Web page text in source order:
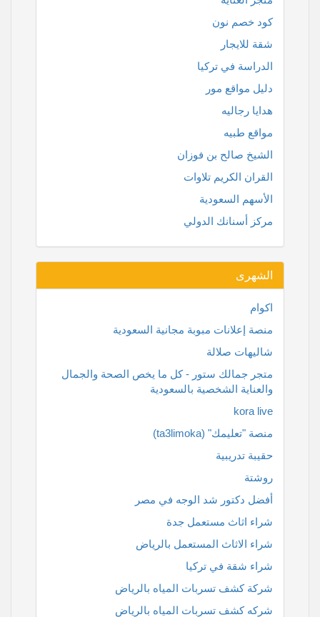
كود خصم نون
شقة للايجار
الدراسة في تركيا
دليل مواقع مور
هدايا رجاليه
مواقع طبيه
الشيخ صالح بن فوزان
القران الكريم تلاوات
الأسهم السعودية
مركز أسنانك الدولي
الشهرى
اكوام
منصة إعلانات مبوبة مجانية السعودية
شاليهات صلالة
متجر جمالك ستور - كل ما يخص الصحة والجمال
والعناية الشخصية بالسعودية
kora live
منصة "تعليمك" (ta3limoka)
حقيبة تدريبية
روشتة
أفضل دكتور شد الوجه في مصر
شراء اثاث مستعمل جدة
شراء الاثاث المستعمل بالرياض
شراء شقة في تركيا
شركة كشف تسربات المياه بالرياض
شركه كشف تسربات المياه بالرياض